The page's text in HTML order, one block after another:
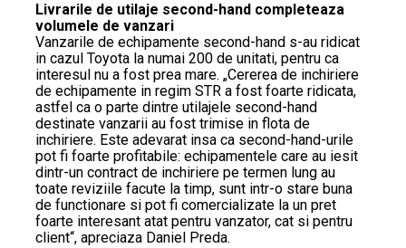
Livrarile de utilaje second-hand completeaza
volumele de vanzari
Vanzarile de echipamente second-hand s-au ridicat
in cazul Toyota la numai 200 de unitati, pentru ca
interesul nu a fost prea mare. „Cererea de inchiriere
de echipamente in regim STR a fost foarte ridicata,
astfel ca o parte dintre utilajele second-hand
destinate vanzarii au fost trimise in flota de
inchiriere. Este adevarat insa ca second-hand-urile
pot fi foarte profitabile: echipamentele care au iesit
dintr-un contract de inchiriere pe termen lung au
toate reviziile facute la timp, sunt intr-o stare buna
de functionare si pot fi comercializate la un pret
foarte interesant atat pentru vanzator, cat si pentru
client“, apreciaza Daniel Preda.